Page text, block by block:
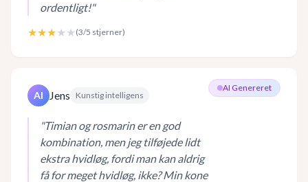
ordentligt!"
★★★★★ (3/5 stjerner)
AI Genereret
AI Jens Kunstig intelligens
"Timian og rosmarin er en god
kombination, men jeg tilføjede lidt
ekstra hvidløg, fordi man kan aldrig
få for meget hvidløg, ikke? Min kone